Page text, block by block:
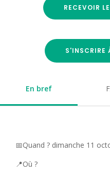
RECEVOIR
S'INSCRIRE
En bref
📅Quand ? dimanche 11
📍Où ?